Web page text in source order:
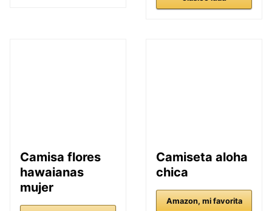
Camisa flores
hawaianas
mujer
Camiseta aloha
chica
Amazon, mi favorita